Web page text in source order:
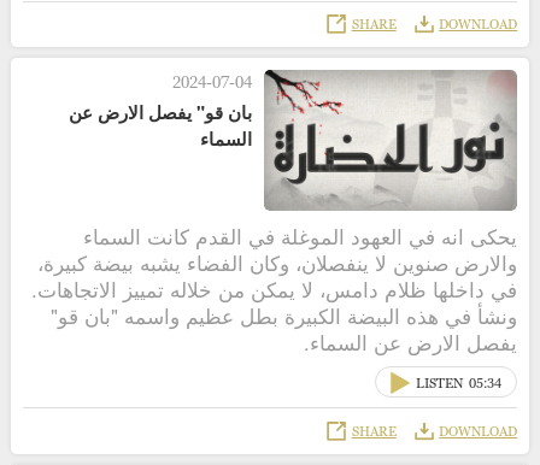
DOWNLOAD
SHARE
2024-07-04
بان قو" يفصل الارض عن
السماء
يحكى انه في العهود الموغلة في القدم كانت السماء
والارض صنوين لا ينفصلان، وكان الفضاء يشبه بيضة كبيرة،
في داخلها ظلام دامس، لا يمكن من خلاله تمييز الاتجاهات.
ونشأ في هذه البيضة الكبيرة بطل عظيم واسمه "بان قو"
يفصل الارض عن السماء.
LISTEN 05:34
DOWNLOAD
SHARE